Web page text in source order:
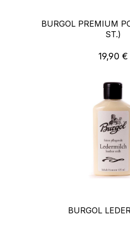
BURGOL PREMIUM
ST.)
Regulärer
19,90 €
BURGOL